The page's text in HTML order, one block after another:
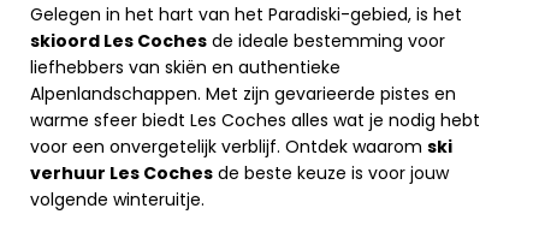
Gelegen in het hart van het Paradiski-gebied, is het
skioord Les Coches de ideale bestemming voor
liefhebbers van skiën en authentieke
Alpenlandschappen. Met zijn gevarieerde pistes en
warme sfeer biedt Les Coches alles wat je nodig hebt
voor een onvergetelijk verblijf. Ontdek waarom ski
verhuur Les Coches de beste keuze is voor jouw
volgende winteruitje.